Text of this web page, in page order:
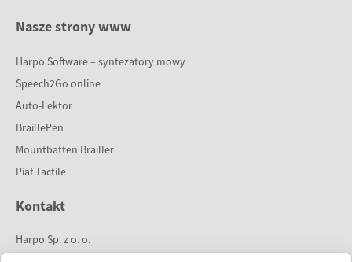
Nasze strony www
Harpo Software – syntezatory mowy
Speech2Go online
Auto-Lektor
BraillePen
Mountbatten Brailler
Piaf Tactile
Kontakt
Harpo Sp. z o. o.